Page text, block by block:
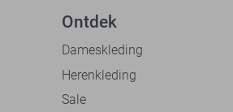
Ontdek
Dameskleding
Herenkleding
Sale